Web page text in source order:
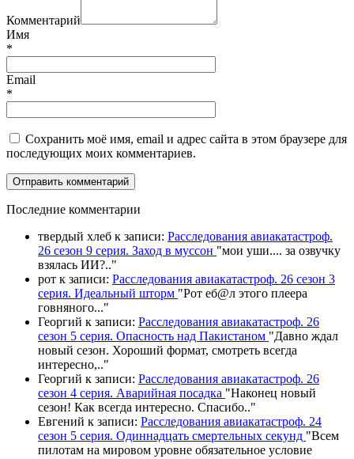
Комментарий
Имя
*
Email
*
Сохранить моё имя, email и адрес сайта в этом браузере для
последующих моих комментариев.
Последние комментарии
твердый хлеб к записи: Расследования авиакатастроф.
26 сезон 9 серия. Заход в муссон "мои уши.... за озвучку
взялась ИИ?.."
рот к записи: Расследования авиакатастроф. 26 сезон 3
серия. Идеальный шторм "Рот еб@л этого плеера
говняного..."
Георгий к записи: Расследования авиакатастроф. 26
сезон 5 серия. Опасность над Пакистаном "Давно ждал
новый сезон. Хороший формат, смотреть всегда
интересно,.."
Георгий к записи: Расследования авиакатастроф. 26
сезон 4 серия. Аварийная посадка "Наконец новый
сезон! Как всегда интересно. Спасибо.."
Евгений к записи: Расследования авиакатастроф. 24
сезон 5 серия. Одиннадцать смертельных секунд "Всем
пилотам на мировом уровне обязательное условие